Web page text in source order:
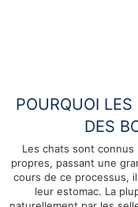
POURQUOI
DES
Les chats sont
propres, passant une
cours de ce processus,
leur estomac. La